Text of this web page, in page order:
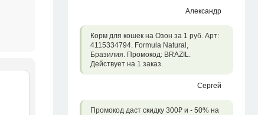
Александр
Корм для кошек на Озон за 1 руб. Арт:
4115334794. Formula Natural,
Бразилия. Промокод: BRAZIL.
Действует на 1 заказ.
Сергей
Промокод даст скидку 300₽ и - 50% на